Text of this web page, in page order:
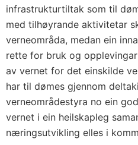
infrastrukturtiltak som til
med tilhøyrande aktivitetar
verneområda, medan ein
rette for bruk og
av vernet for det einskilde
har til dømes gjennom
verneområdestyra no ein
vernet i ein heilskapleg
næringsutvikling elles i